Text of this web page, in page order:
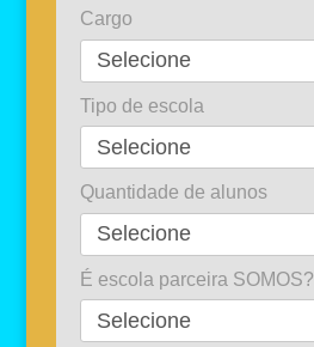
Cargo
Tipo de escola
Quantidade de alunos
É escola parceira SOMOS?